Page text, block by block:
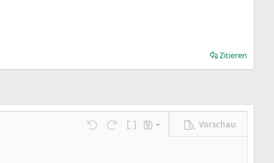
Zitieren
Rückgängig
Wiederholen
BBCode umschalten
Entwürfe
Entwurf speichern
Vorschau